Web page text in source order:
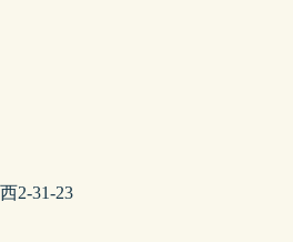
2-31-23